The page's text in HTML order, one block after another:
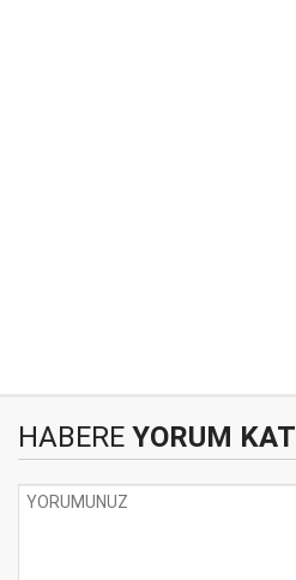
HABERE YORUM KAT